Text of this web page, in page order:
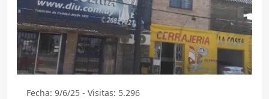
Fecha: 9/6/25 - Visitas: 5.296